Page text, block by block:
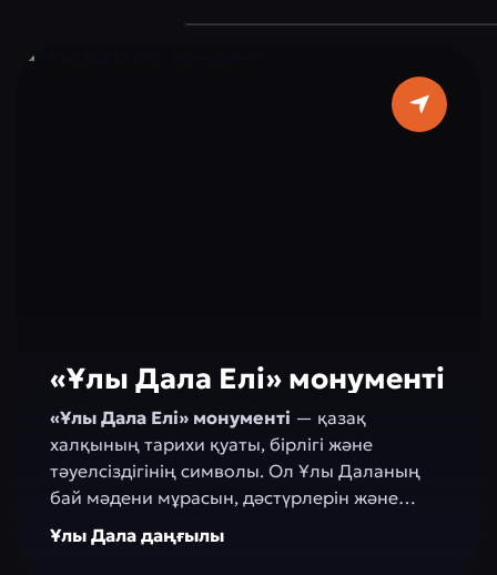
«Ұлы Дала Елі» монументі
«Ұлы Дала Елі» монументі — қазақ
халқының тарихи қуаты, бірлігі және
тәуелсіздігінің символы. Ол Ұлы Даланың
бай мәдени мұрасын, дәстүрлерін және
батырлық тарихын бейнелейді, керемет
сәулет кеңістігін жасайды. Монумент жасыл
Ұлы Дала даңғылы